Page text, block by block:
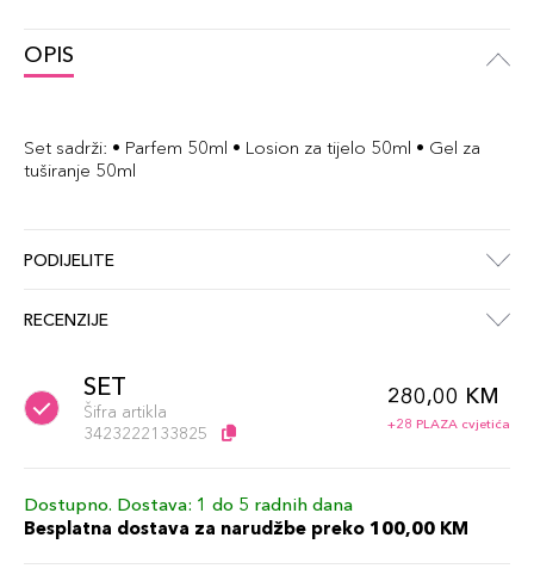
OPIS
Set sadrži: • Parfem 50ml • Losion za tijelo 50ml • Gel za
tuširanje 50ml
PODIJELITE
RECENZIJE
SET
Šifra artikla
3423222133825
280,00 KM
+28 PLAZA cvjetića
Dostupno. Dostava: 1 do 5 radnih dana
Besplatna dostava za narudžbe preko 100,00 KM